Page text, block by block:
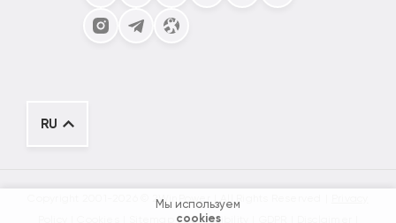
RU
Copyright 2001-2026 © 2WinPower
Accessibility
Мы используем
cookies